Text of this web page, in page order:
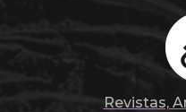
Revistas,